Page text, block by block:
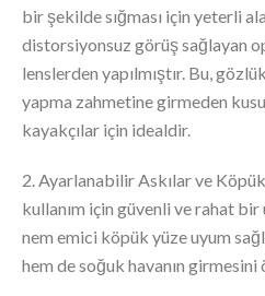
bir şekilde sığması için yeterli
distorsiyonsuz görüş sağlayan
lenslerden yapılmıştır. Bu,
yapma zahmetine girmeden
kayakçılar için idealdir.
2. Ayarlanabilir Askılar ve
kullanım için güvenli ve rahat bir
nem emici köpük yüze uyum
hem de soğuk havanın girmesini